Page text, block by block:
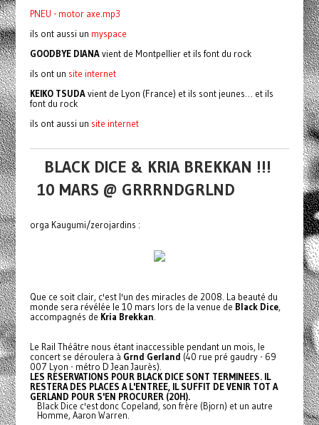
PNEU - motor axe.mp3
ils ont aussi un myspace
GOODBYE DIANAvient de Montpellier et ils font du rock
ils ont un site internet
KEIKO TSUDAvient de Lyon (France) et ils sont jeunes… et ils
font du rock
ils ont aussi un site internet
BLACK DICE & KRIA BREKKAN !!!
10 MARS @ GRRRNDGRLND
orga Kaugumi/zerojardins :
Que ce soit clair, c'est l'un des miracles de 2008. La beauté du
monde sera révélée le 10 mars lors de la venue de Black Dice,
accompagnés de Kria Brekkan
Le Rail Théâtre nous étant inaccessible pendant un mois, le
concert se déroulera à Grnd Gerland (40 rue pré gaudry - 69
007 Lyon - métro D Jean Jaurès).
LES RESERVATIONS POUR BLACK DICE SONT TERMINEES. IL
RESTERA DES PLACES A L'ENTREE, IL SUFFIT DE VENIR TOT A
GERLAND POUR S'EN PROCURER (20H).
Black Dice c'est donc Copeland, son frère (Bjorn) et un autre
Homme, Aaron Warren.